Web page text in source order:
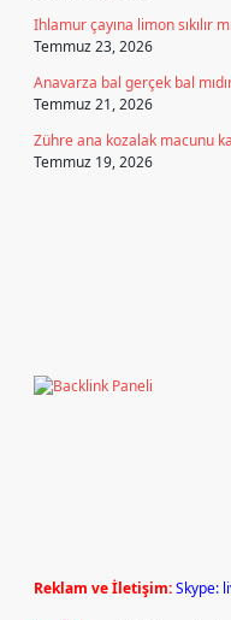
Ihlamur çayına limon sıkılır
Temmuz 23, 2026
Anavarza bal gerçek bal
Temmuz 21, 2026
Zühre ana kozalak macunu
Temmuz 19, 2026
Reklam ve İletişim:Skype: